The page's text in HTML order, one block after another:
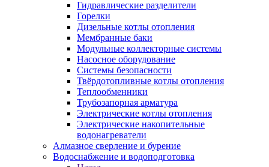
Гидравлические разделители
Горелки
Дизельные котлы отопления
Мембранные баки
Модульные коллекторные системы
Насосное оборудование
Системы безопасности
Твёрдотопливные котлы отопления
Теплообменники
Трубозапорная арматура
Электрические котлы отопления
Электрические накопительные
водонагреватели
Алмазное сверление и бурение
Водоснабжение и водоподготовка